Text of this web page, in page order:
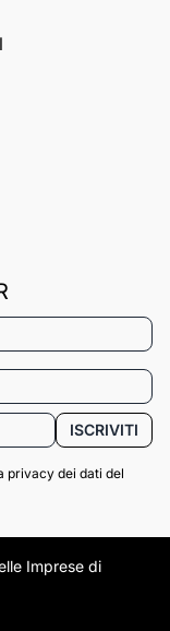
ISCRIVITI
privacy dei dati del
Imprese di